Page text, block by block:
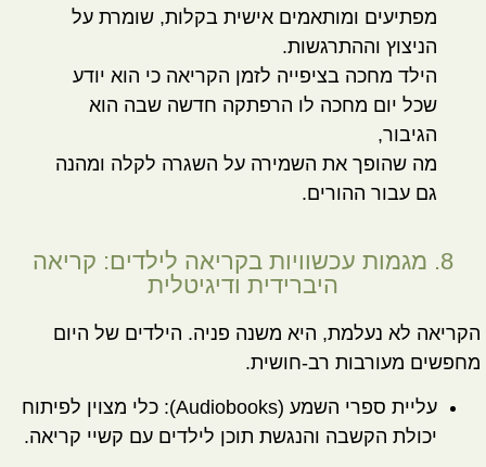
מפתיעים ומותאמים אישית בקלות, שומרת על
הניצוץ וההתרגשות.
הילד מחכה בציפייה לזמן הקריאה כי הוא יודע
שכל יום מחכה לו הרפתקה חדשה שבה הוא
הגיבור,
מה שהופך את השמירה על השגרה לקלה ומהנה
גם עבור ההורים.
8. מגמות עכשוויות בקריאה לילדים: קריאה
היברידית ודיגיטלית
הקריאה לא נעלמת, היא משנה פניה. הילדים של היום
מחפשים מעורבות רב-חושית.
עליית ספרי השמע (Audiobooks):
כלי מצוין לפיתוח
יכולת הקשבה והנגשת תוכן לילדים עם קשיי קריאה.